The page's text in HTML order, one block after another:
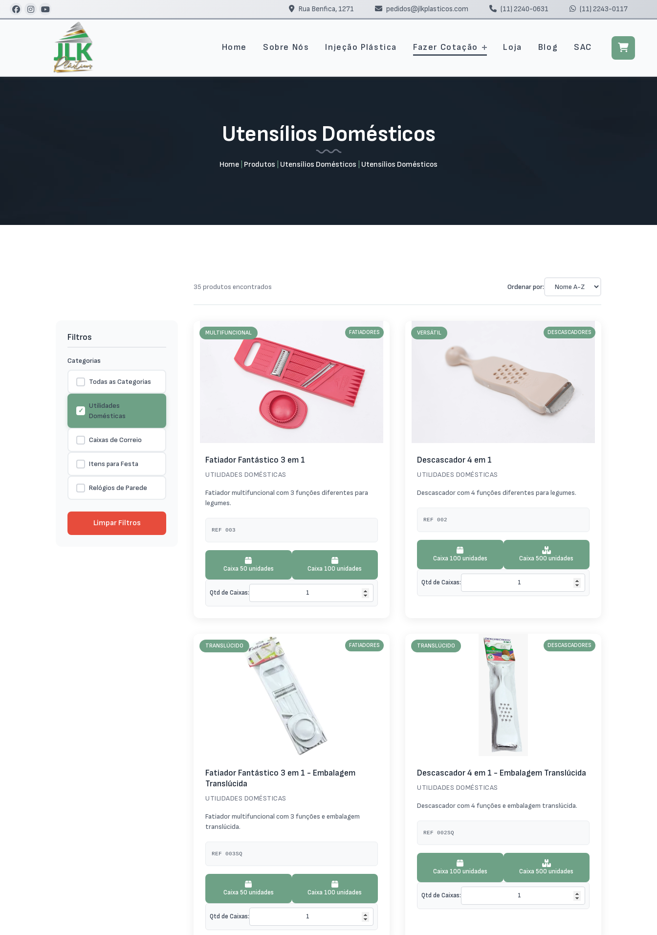
Rua Benfica, 1271 pedidos@jlkplasticos.com (11) 2240-0631 (11) 2243-0117
Home Sobre Nós Injeção Plástica Fazer Cotação Loja Blog SAC
Utensílios Domésticos
Home Produtos Utensílios Domésticos Utensílios Domésticos
Filtros
Categorias
Todas as Categorias
Utilidades
Domésticas
Caixas de Correio
Itens para Festa
Relógios de Parede
Limpar Filtros
35 produtos encontrados Ordenar por:
MULTIFUNCIONAL FATIADORES
Fatiador Fantástico 3 em 1
UTILIDADES DOMÉSTICAS
Fatiador multifuncional com 3 funções diferentes para
legumes.
REF 003
Caixa 50 unidades Caixa 100 unidades
Qtd de Caixas:
VERSÁTIL DESCASCADORES
Descascador 4 em 1
UTILIDADES DOMÉSTICAS
Descascador com 4 funções diferentes para legumes.
REF 002
Caixa 100 unidades Caixa 500 unidades
Qtd de Caixas:
TRANSLÚCIDO FATIADORES
Fatiador Fantástico 3 em 1 - Embalagem
Translúcida
UTILIDADES DOMÉSTICAS
Fatiador multifuncional com 3 funções e embalagem
translúcida.
REF 003SQ
Caixa 50 unidades Caixa 100 unidades
Qtd de Caixas:
TRANSLÚCIDO DESCASCADORES
Descascador 4 em 1 - Embalagem Translúcida
UTILIDADES DOMÉSTICAS
Descascador com 4 funções e embalagem translúcida.
REF 002SQ
Caixa 100 unidades Caixa 500 unidades
Qtd de Caixas: